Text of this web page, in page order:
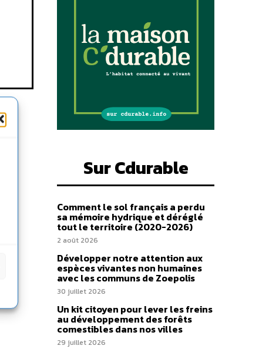
Sur Cdurable
Comment le sol français a perdu
sa mémoire hydrique et déréglé
tout le territoire (2020-2026)
2 août 2026
Développer notre attention aux
espèces vivantes non humaines
avec les communs de Zoepolis
30 juillet 2026
Un kit citoyen pour lever les freins
au développement des forêts
comestibles dans nos villes
29 juillet 2026